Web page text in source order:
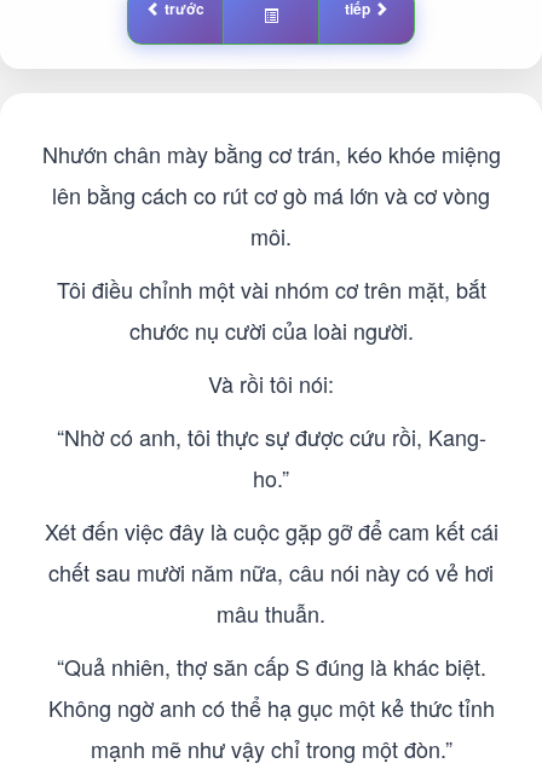
trước tiếp
Nhướn chân mày bằng cơ trán, kéo khóe miệng
lên bằng cách co rút cơ gò má lớn và cơ vòng
môi.
Tôi điều chỉnh một vài nhóm cơ trên mặt, bắt
chước nụ cười của loài người.
Và rồi tôi nói:
“Nhờ có anh, tôi thực sự được cứu rồi, Kang-
ho.”
Xét đến việc đây là cuộc gặp gỡ để cam kết cái
chết sau mười năm nữa, câu nói này có vẻ hơi
mâu thuẫn.
“Quả nhiên, thợ săn cấp S đúng là khác biệt.
Không ngờ anh có thể hạ gục một kẻ thức tỉnh
mạnh mẽ như vậy chỉ trong một đòn.”